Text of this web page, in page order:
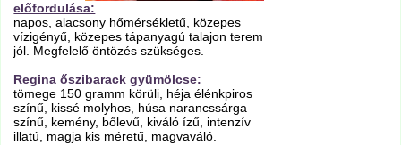
előfordulása:
napos, alacsony hőmérsékletű, közepes
vízigényű, közepes tápanyagú talajon terem
jól. Megfelelő öntözés szükséges.
Regina őszibarack gyümölcse:
tömege 150 gramm körüli, héja élénkpiros
színű, kissé molyhos, húsa narancssárga
színű, kemény, bőlevű, kiváló ízű, intenzív
illatú, magja kis méretű, magvaváló.